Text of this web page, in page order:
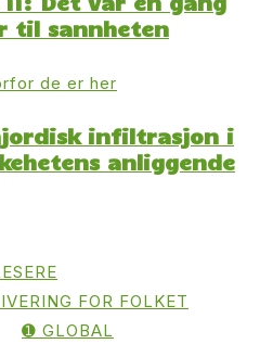
til sannheten
infiltrasjon i
anliggende
FOR FOLKET
➊ GLOBAL